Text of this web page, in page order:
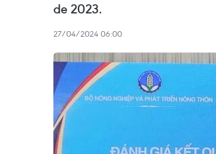
de 2023.
27/04/2024 06:00